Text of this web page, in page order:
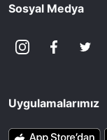
Sosyal Medya
Uygulamalarımız